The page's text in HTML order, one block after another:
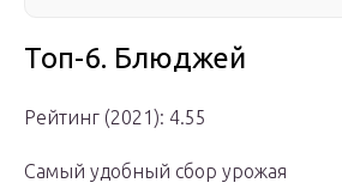
Топ-6. Блюджей
Рейтинг (2021): 4.55
Самый удобный сбор урожая